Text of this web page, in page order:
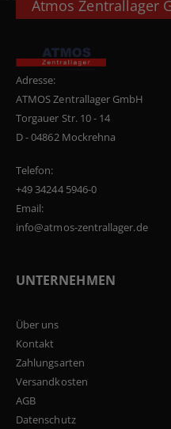
Atmos Zentrallager
Adresse:
ATMOS Zentrallager GmbH
Torgauer Str. 10 - 14
D - 04862 Mockrehna
Telefon:
+49 34244 5946-0
Email:
info@atmos-zentrallager.de
UNTERNEHMEN
Über uns
Kontakt
Zahlungsarten
Versandkosten
AGB
Datenschutz